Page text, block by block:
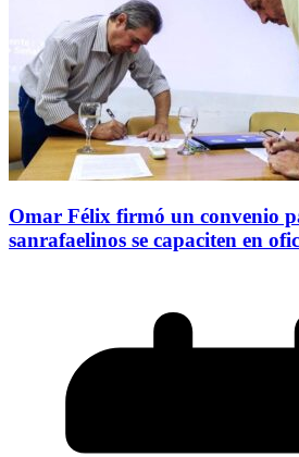
Omar Félix firmó un convenio
sanrafaelinos se capaciten en